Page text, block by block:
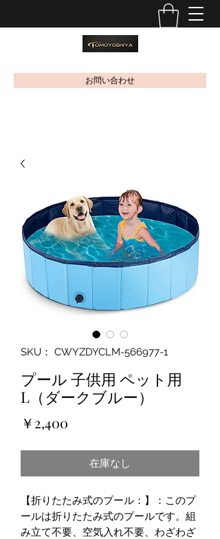
お問い合わせ
SKU： CWYZDYCLM-566977-1
プール 子供用 ペット用
L（ダークブルー）
￥2,400
在庫なし
【折りたたみ式のプール：】：このプ
ールは折りたたみ式のプールです。組
み立て不要、空気入れ不要、わざわざ